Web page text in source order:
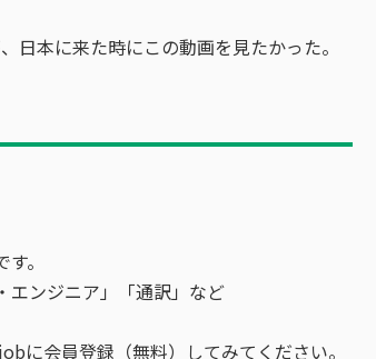
日本に来た時にこの動画を見たかった。
。
エンジニア」「通訳」など
に会員登録（無料）してみてください。